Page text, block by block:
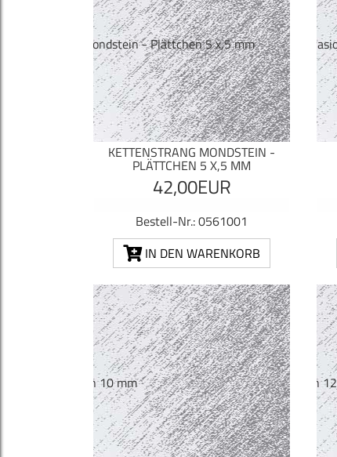
KETTENSTRANG MONDSTEIN -
PLÄTTCHEN 5 X,5 MM
42,00EUR
Bestell-Nr.: 0561001
IN DEN WARENKORB